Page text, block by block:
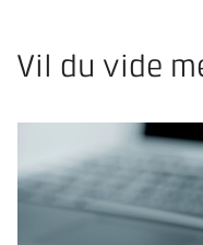
Vil du vide